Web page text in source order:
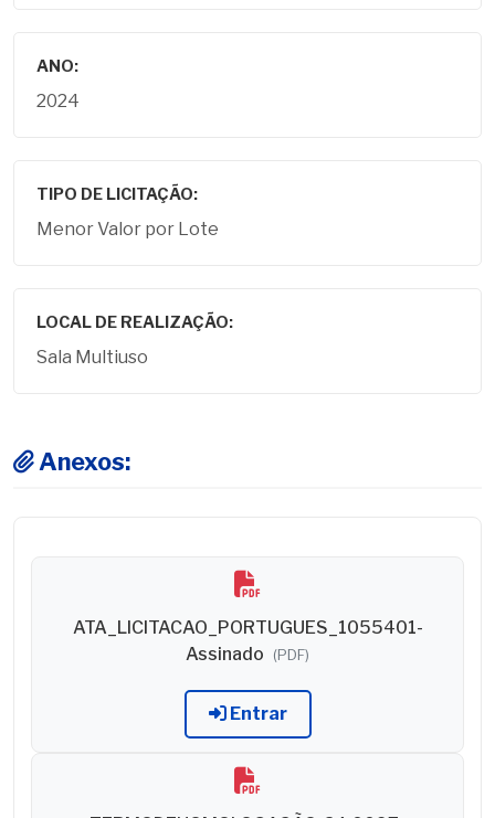
ANO:
2024
TIPO DE LICITAÇÃO:
Menor Valor por Lote
LOCAL DE REALIZAÇÃO:
Sala Multiuso
Anexos:
ATA_LICITACAO_PORTUGUES_1055401-
Assinado
(PDF)
Entrar